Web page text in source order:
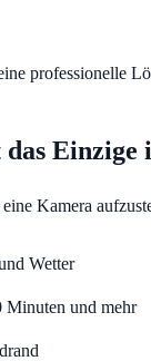
professionelle
Einzige
Kamera
Wetter
Minuten und mehr